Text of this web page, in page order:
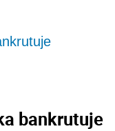
bankrutuje